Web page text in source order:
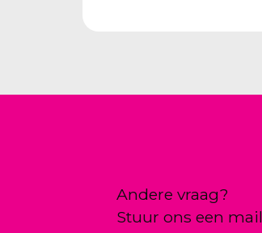
Andere vraag?
Stuur ons een mail